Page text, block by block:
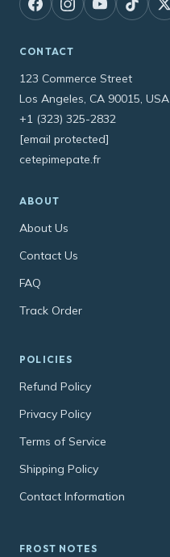
CONTACT
123 Commerce Street
Los Angeles, CA 90015, USA
+1 (323) 325-2832
[email protected]
cetepimepate.fr
ABOUT
About Us
Contact Us
FAQ
Track Order
POLICIES
Refund Policy
Privacy Policy
Terms of Service
Shipping Policy
Contact Information
FROST NOTES